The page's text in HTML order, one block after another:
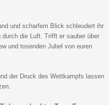
und scharfem Blick schleudert ihr
die Luft. Trifft er sauber über
und tosenden Jubel von euren
der Druck des Wettkampfs lassen